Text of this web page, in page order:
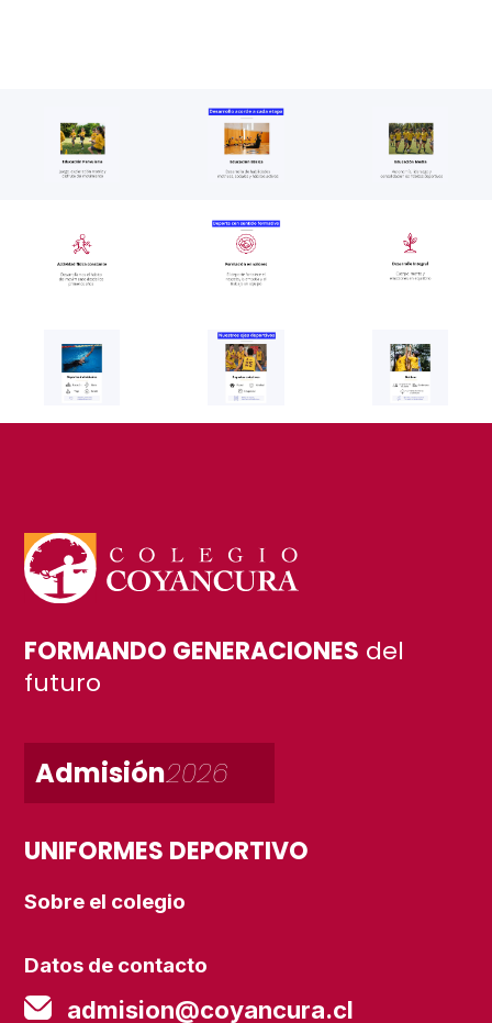
FORMANDO GENERACIONES del
futuro
Admisión2026
UNIFORMES DEPORTIVO
Sobre el colegio
Datos de contacto
admision@coyancura.cl